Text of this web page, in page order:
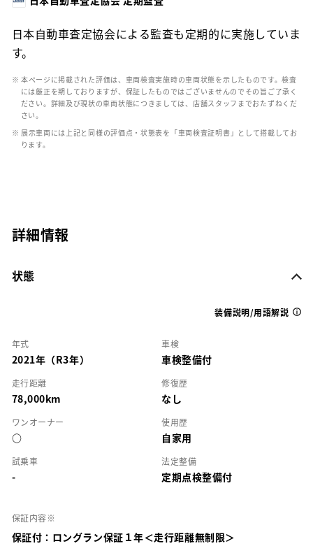
日本自動車査定協会による監査も定期的に実施していま
す。
※ 本ページに掲載された評価は、車両検査実施時の車両状態を示したものです。検査
には厳正を期しておりますが、保証したものではございませんのでその旨ご了承く
ださい。詳細及び現状の車両状態につきましては、店舗スタッフまでおたずねくだ
さい。
※ 展示車両には上記と同様の評価点・状態表を「車両検査証明書」として搭載してお
ります。
詳細情報
状態
装備説明/用語解説
年式
2021年（R3年）
車検
車検整備付
走行距離
78,000km
修復歴
なし
ワンオーナー
○
使用歴
自家用
試乗車
-
法定整備
定期点検整備付
保証内容※
保証付：ロングラン保証１年＜走行距離無制限＞